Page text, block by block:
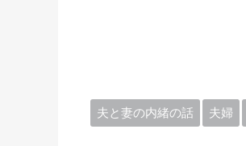
夫と妻の内緒の話 夫婦